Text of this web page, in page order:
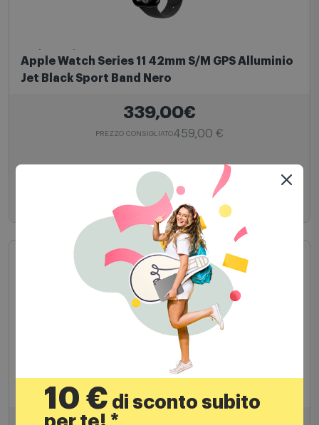
Apple Watch Series 11 42mm S/M GPS Alluminio
Jet Black Sport Band Nero
339,00€
PREZZO CONSIGLIATO459,00 €
Aggiungi al carrello
Apple Magic Keyboard for iPad Pro 11" (M4) -
Italiano bianco
10 € di sconto subito